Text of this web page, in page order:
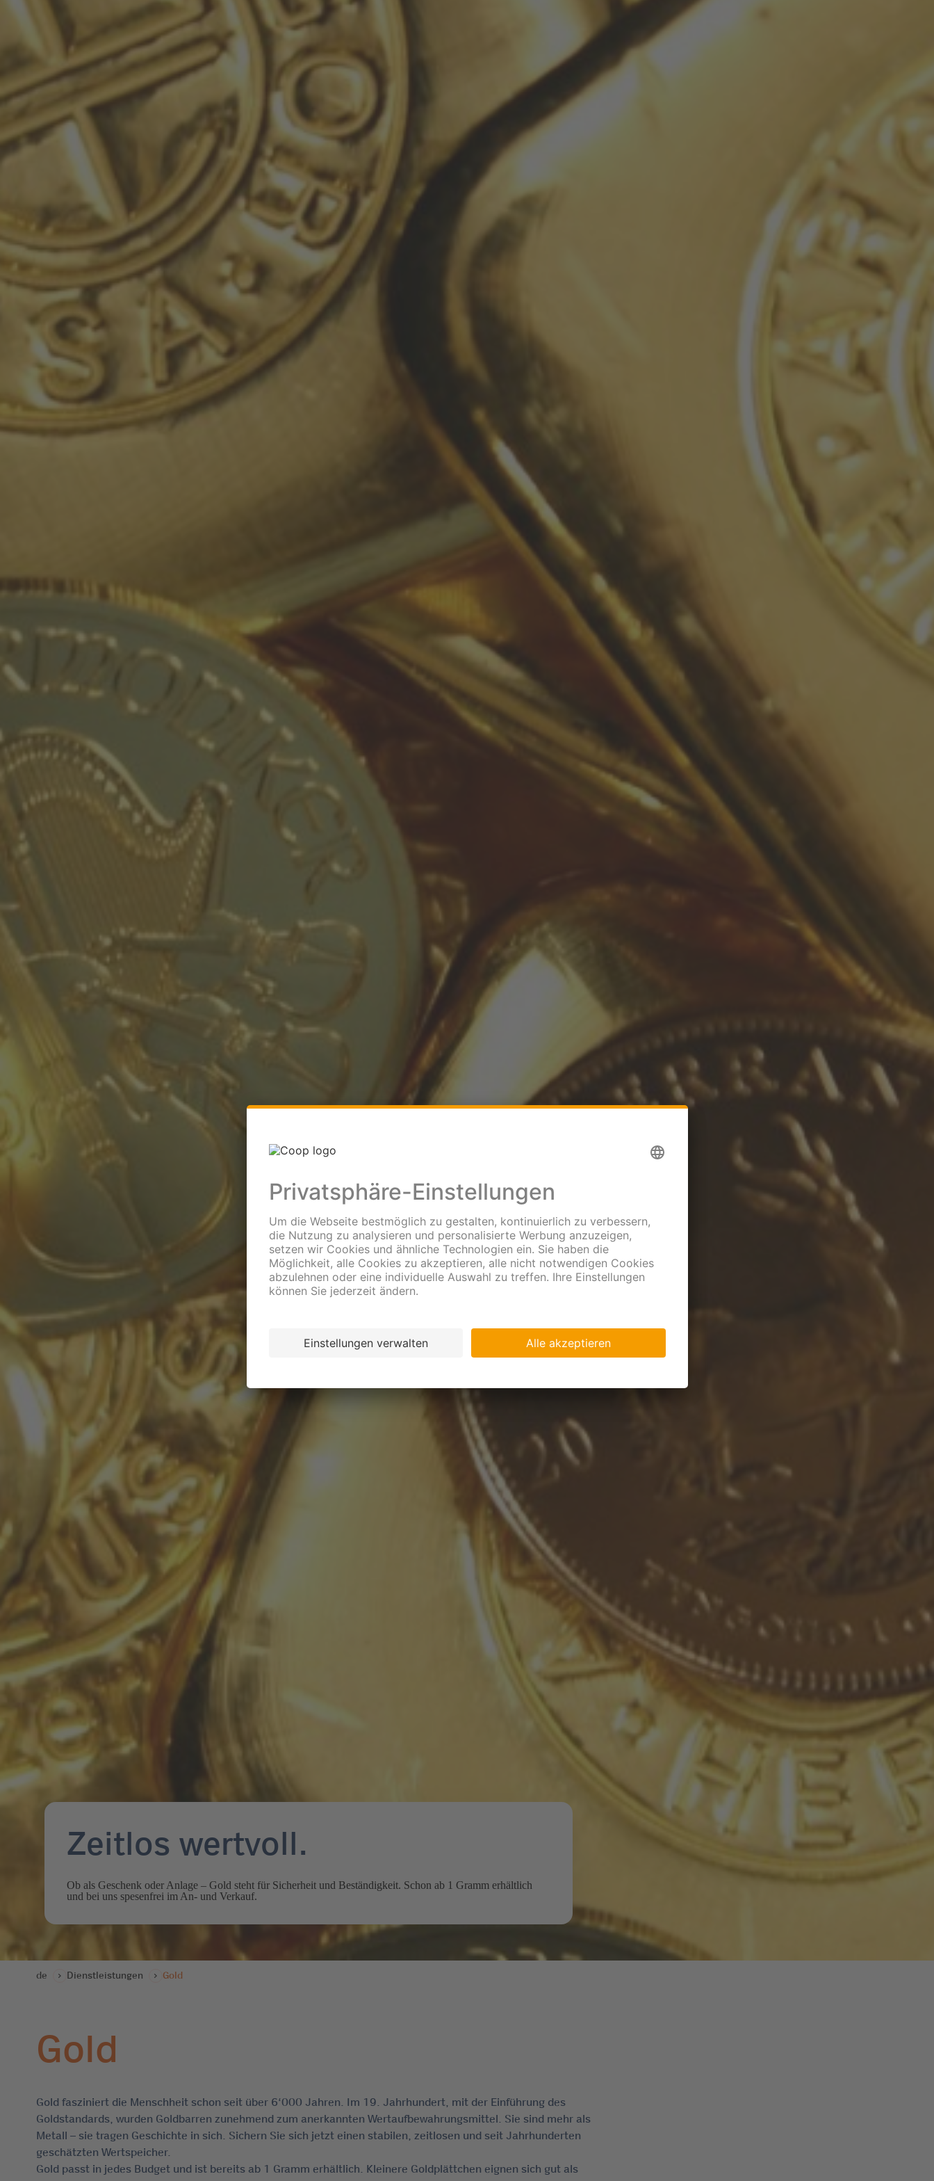
Zeitlos wertvoll.
Ob als Geschenk oder Anlage – Gold steht für Sicherheit und Beständigkeit. Schon ab 1 Gramm erhältlich
und bei uns spesenfrei im An- und Verkauf.
de Dienstleistungen Gold
Gold
Gold fasziniert die Menschheit schon seit über 6‘000 Jahren. Im 19. Jahrhundert, mit der Einführung des
Goldstandards, wurden Goldbarren zunehmend zum anerkannten Wertaufbewahrungsmittel. Sie sind mehr als
Metall – sie tragen Geschichte in sich. Sichern Sie sich jetzt einen stabilen, zeitlosen und seit Jahrhunderten
geschätzten Wertspeicher.
Gold passt in jedes Budget und ist bereits ab 1 Gramm erhältlich. Kleinere Goldplättchen eignen sich gut als